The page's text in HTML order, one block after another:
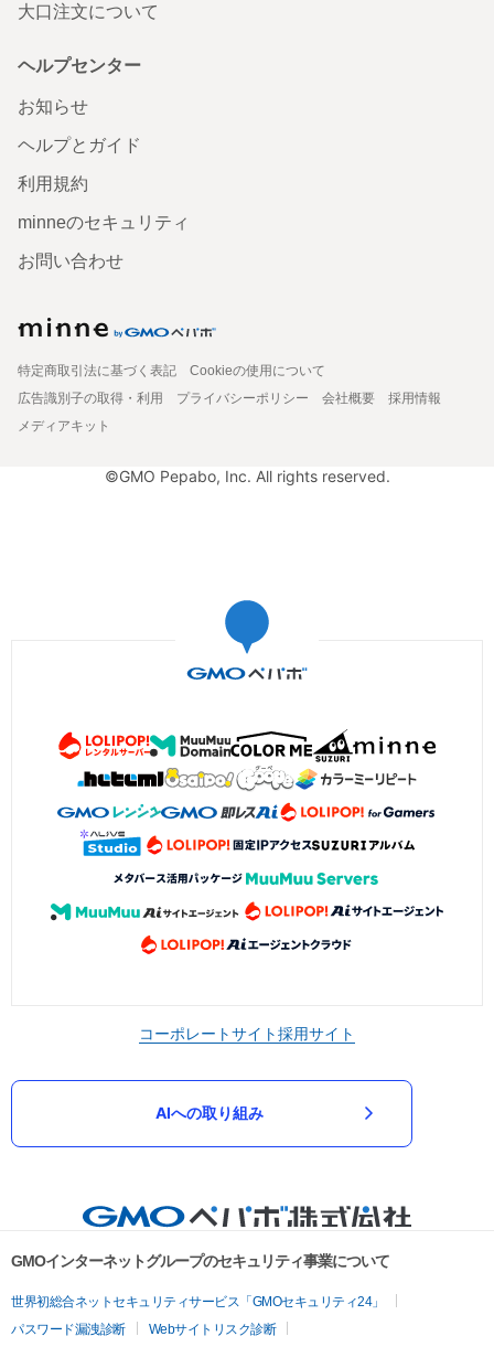
大口注文について
ヘルプセンター
お知らせ
ヘルプとガイド
利用規約
minneのセキュリティ
お問い合わせ
特定商取引法に基づく表記
Cookieの使用について
広告識別子の取得・利用
プライバシーポリシー 会社概要
採用情報
メディアキット
©GMO Pepabo, Inc. All rights reserved.
コーポレートサイト採用サイト
AIへの取り組み
GMOインターネットグループのセキュリティ事業について
世界初総合ネットセキュリティサービス「GMOセキュリティ24」
パスワード漏洩診断
Webサイトリスク診断